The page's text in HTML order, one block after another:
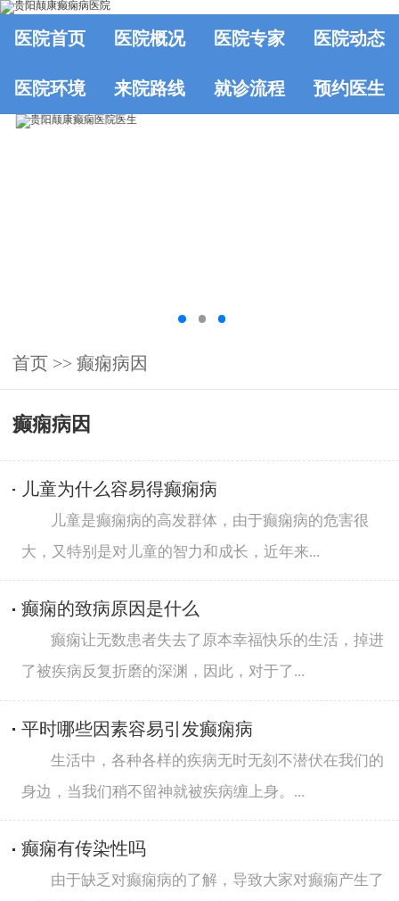
医院首页 医院概况 医院专家 医院动态
医院环境 来院路线 就诊流程 预约医生
首页 >> 癫痫病因
癫痫病因
儿童为什么容易得癫痫病
儿童是癫痫病的高发群体，由于癫痫病的危害很
大，又特别是对儿童的智力和成长，近年来...
癫痫的致病原因是什么
癫痫让无数患者失去了原本幸福快乐的生活，掉进
了被疾病反复折磨的深渊，因此，对于了...
平时哪些因素容易引发癫痫病
生活中，各种各样的疾病无时无刻不潜伏在我们的
身边，当我们稍不留神就被疾病缠上身。...
癫痫有传染性吗
由于缺乏对癫痫病的了解，导致大家对癫痫产生了